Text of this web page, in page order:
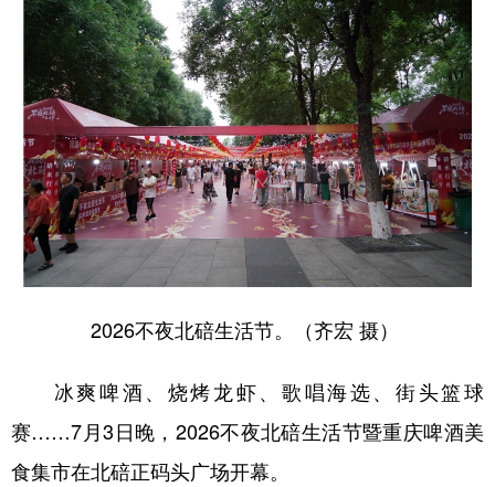
2026不夜北碚生活节。（齐宏 摄）
冰爽啤酒、烧烤龙虾、歌唱海选、街头篮球
赛……7月3日晚，2026不夜北碚生活节暨重庆啤酒美
食集市在北碚正码头广场开幕。